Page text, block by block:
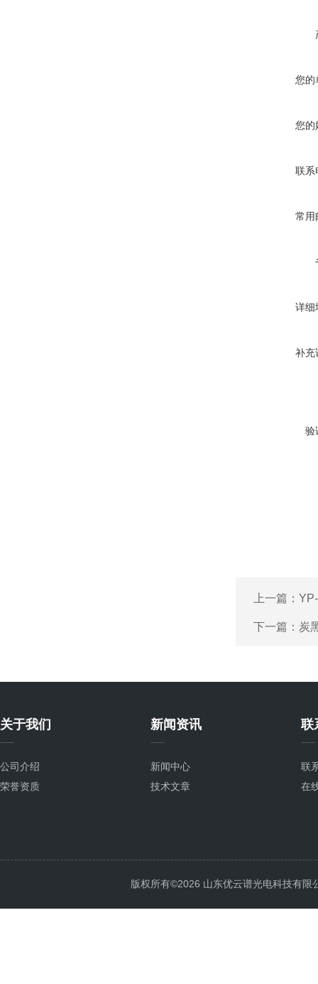
您的
您的
联系
常用
详细
补充
验
上一篇：
下一篇： 炭
关于我们
公司介绍
荣誉资质
新闻资讯
新闻中心
技术文章
联
联
在
版权所有©2026 山东优云谱光电科技有